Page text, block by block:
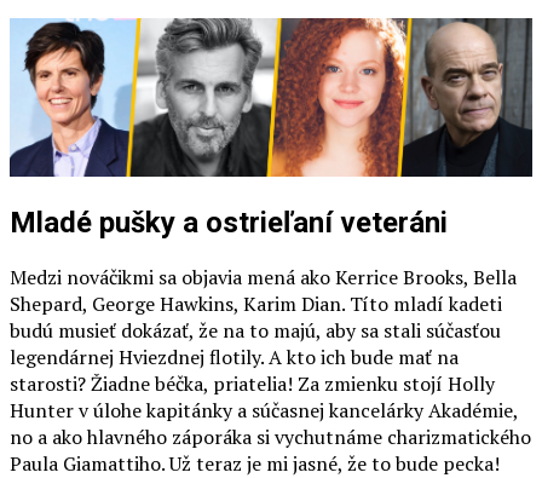
Mladé pušky a ostrieľaní veteráni
Medzi nováčikmi sa objavia mená ako Kerrice Brooks, Bella
Shepard, George Hawkins, Karim Dian. Títo mladí kadeti
budú musieť dokázať, že na to majú, aby sa stali súčasťou
legendárnej Hviezdnej flotily. A kto ich bude mať na
starosti? Žiadne béčka, priatelia! Za zmienku stojí Holly
Hunter v úlohe kapitánky a súčasnej kancelárky Akadémie,
no a ako hlavného záporáka si vychutnáme charizmatického
Paula Giamattiho. Už teraz je mi jasné, že to bude pecka!